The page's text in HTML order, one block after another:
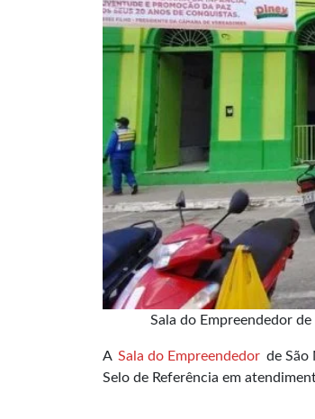
Sala do Empreendedor
A Sala do Empreendedor de São
Selo de Referência em